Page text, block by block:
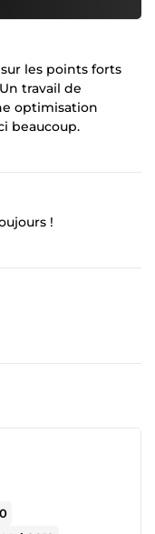
les points forts
travail de
optimisation
beaucoup.
!
0